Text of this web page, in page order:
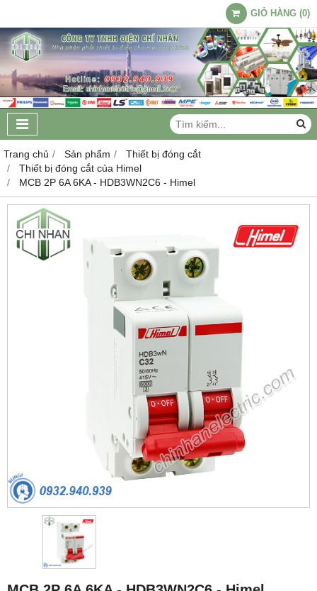
GIỎ HÀNG (0)
Trang chủ Sản phẩm
Thiết bị đóng cắt
Thiết bị đóng cắt của Himel
MCB 2P 6A 6KA - HDB3WN2C6 - Himel